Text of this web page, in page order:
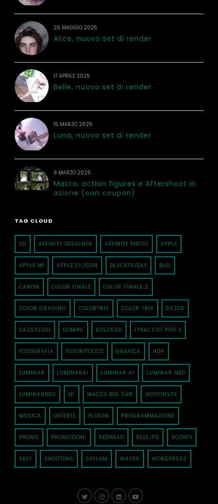
26 MAGGIO 2025
Alice, nuovo set di render
17 APRILE 2025
Belle, nuovo set di render
15 MARZO 2025
Luna, nuovo set di render
8 MARZO 2025
Macro, action figures e Aftershoot in
azione (con coupon)
TAG CLOUD
3D AFFINITY DESIGNER AFFINITY PHOTO APPLE
APPLE M1 APPLE SILICON BLACKFRIDAY BUG
CANON COLOR FINALE COLOR FINALE 2
COLOR GRADING COLORTRIX COLOR TRIX DAZ3D
DAZSTUDIO DOMINI EOS250D FINAL CUT PRO X
FOTOGRAFIA FOTORITOCCO GRAFICA HDR
LUMINAR LUMINARAI LUMINAR AI LUMINAR NEO
LUMINARNEO M1 MACOS BIG SUR MOTIONVFX
MUSICA OFFERTE PLUGIN PROGRAMMAZIONE
PROMO PROMOZIONI REDHEAD REDLIPS SCONTI
SEXY SHOOTING SKYLUM WAVES WORDPRESS